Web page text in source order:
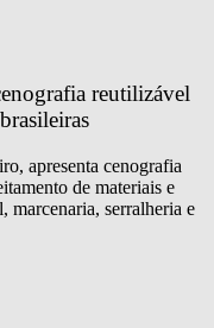
reutilizável
apresenta cenografia
de materiais e
marcenaria, serralheria e